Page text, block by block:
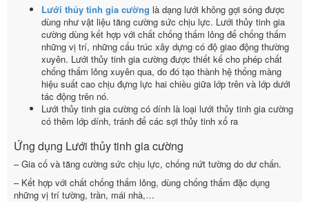
Lưới thủy tinh gia cường là dạng lưới không gợi sóng được
dùng như vật liệu tăng cường sức chịu lực. Lưới thủy tinh gia
cường dùng kết hợp với chất chống thấm lỏng để chống thấm
những vị trí, những cấu trúc xây dựng có độ giao động thường
xuyên. Lưới thủy tinh gia cường được thiết kế cho phép chất
chống thấm lỏng xuyên qua, do đó tạo thành hệ thống màng
hiệu suất cao chịu đựng lực hai chiều giữa lớp trên và lớp dưới
tác động trên nó.
Lưới thủy tinh gia cường có dính là loại lưới thủy tinh gia cường
có thêm lớp dính, tránh để các sợi thủy tinh xổ ra
Ứng dụng Lưới thủy tinh gia cường
– Gia cố và tăng cường sức chịu lực, chống nứt tường do dư chấn.
– Kết hợp với chất chống thấm lỏng, dùng chống thấm đặc dụng
những vị trí tường, trần, mái nhà,…